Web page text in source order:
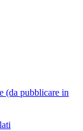
(da pubblicare in